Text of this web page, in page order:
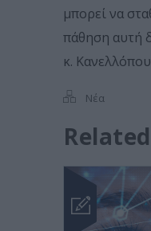
μπορεί να
πάθηση αυτή
κ.
Νέα